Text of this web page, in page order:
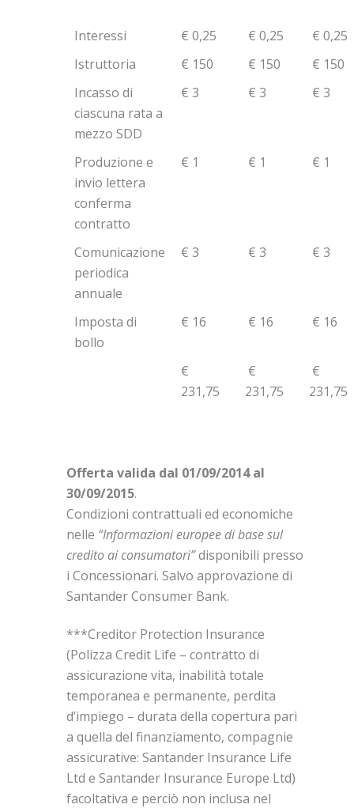
Interessi € 0,25 € 0,25
€ 0,25
Istruttoria
€ 150 € 150
€ 150
Incasso di
ciascuna rata a
mezzo SDD
€ 3 € 3 € 3
Produzione e
invio lettera
conferma
contratto
€ 1 € 1 € 1
Comunicazione
periodica
annuale
€ 3 € 3 € 3
Imposta di
bollo
€ 16 € 16 € 16
€
231,75
€
231,75
€
231,75
Offerta valida dal 01/09/2014 al
30/09/2015.
Condizioni contrattuali ed economiche
nelle “Informazioni europee di base sul
credito ai consumatori”disponibili presso
i Concessionari. Salvo approvazione di
Santander Consumer Bank.
***Creditor Protection Insurance
(Polizza Credit Life – contratto di
assicurazione vita, inabilità totale
temporanea e permanente, perdita
d’impiego – durata della copertura pari
a quella del finanziamento, compagnie
assicurative: Santander Insurance Life
Ltd e Santander Insurance Europe Ltd)
facoltativa e perciò non inclusa nel